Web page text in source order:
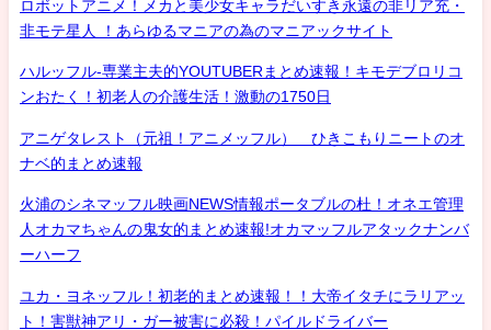
ロボットアニメ！メカと美少女キャラだいすき永遠の非リア充・
非モテ星人 ！あらゆるマニアの為のマニアックサイト
ハルッフル-専業主夫的YOUTUBERまとめ速報！キモデブロリコ
ンおたく！初老人の介護生活！激動の1750日
アニゲタレスト（元祖！アニメッフル） ひきこもりニートのオ
ナベ的まとめ速報
火浦のシネマッフル映画NEWS情報ポータブルの杜！オネエ管理
人オカマちゃんの鬼女的まとめ速報!オカマッフルアタックナンバ
ーハーフ
ユカ・ヨネッフル！初老的まとめ速報！！大帝イタチにラリアッ
ト！害獣神アリ・ガー被害に必殺！パイルドライバー